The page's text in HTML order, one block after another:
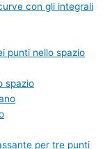
con gli integrali
punti nello spazio
spazio
per tre punti